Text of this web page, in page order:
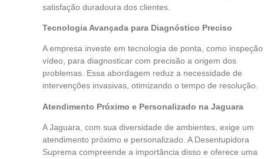
satisfação duradoura dos clientes.
Tecnologia Avançada para Diagnóstico Preciso
A empresa investe em tecnologia de ponta, como
vídeo, para diagnosticar com precisão a origem dos
problemas. Essa abordagem reduz a necessidade de
intervenções invasivas, otimizando o tempo de resolução.
Atendimento Próximo e Personalizado na Jaguara
A Jaguara, com sua diversidade de ambientes, exige um
atendimento próximo e personalizado. A Desentupidora
Suprema compreende a importância disso e oferece uma